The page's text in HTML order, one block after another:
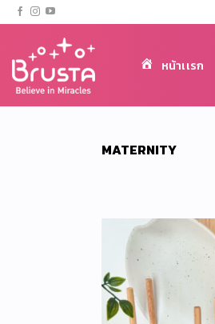
ข้าม
ไป
เนื้อหา
หน้าเเรก
MATERNITY